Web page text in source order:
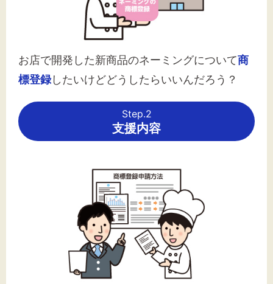
お店で開発した新商品のネーミングについて商
標登録したいけどどうしたらいいんだろう？
Step.2
支援内容